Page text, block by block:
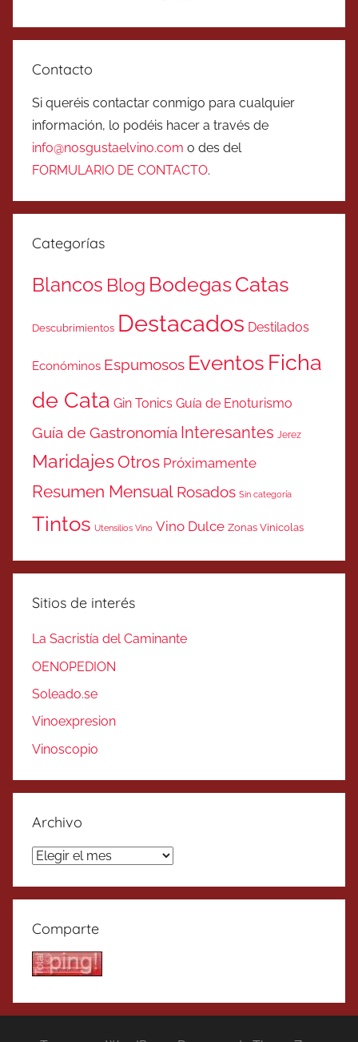
Contacto
Si queréis contactar conmigo para cualquier
información, lo podéis hacer a través de
info@nosgustaelvino.com o des del
FORMULARIO DE CONTACTO.
Categorías
Blancos Blog BodegasCatas
Descubrimientos Destacados Destilados
Económinos Espumosos Eventos Ficha
de Cata Gin Tonics Guía de Enoturismo
Guía de Gastronomía Interesantes Jerez
MaridajesOtros Próximamente
Resumen Mensual Rosados Sin categoría
Tintos Utensilios Vino Vino Dulce Zonas Vinicolas
Sitios de interés
La Sacristía del Caminante
OENOPEDION
Soleado.se
Vinoexpresion
Vinoscopio
Archivo
Archivo
Comparte